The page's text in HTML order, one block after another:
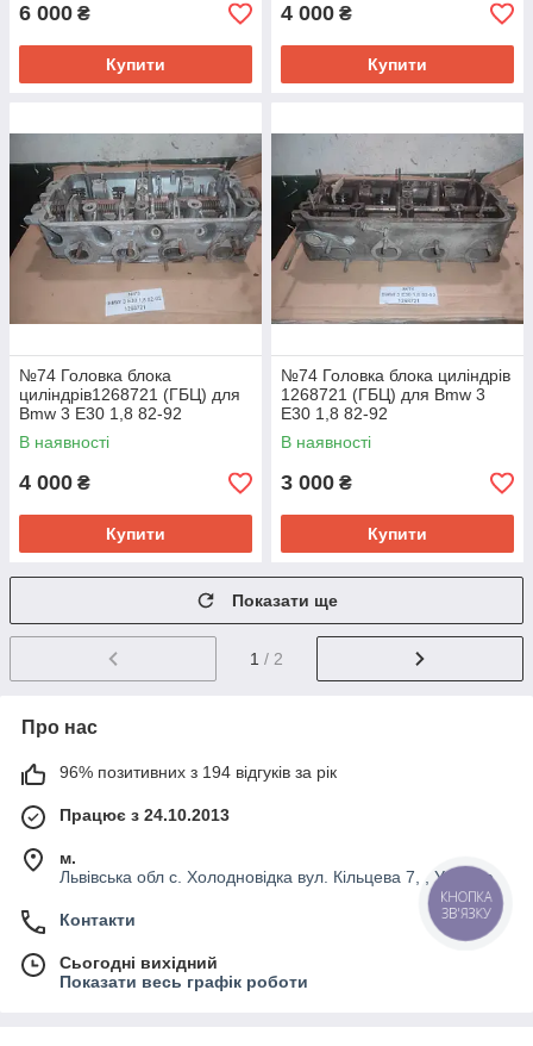
6 000 ₴
Купити
4 000 ₴
Купити
№74 Головка блока
циліндрів1268721 (ГБЦ) для
Bmw 3 E30 1,8 82-92
В наявності
4 000 ₴
Купити
№74 Головка блока циліндрів
1268721 (ГБЦ) для Bmw 3
E30 1,8 82-92
В наявності
3 000 ₴
Купити
Показати ще
1 / 2
Про нас
96% позитивних з 194 відгуків за рік
Працює з 24.10.2013
м.
Львівська обл с. Холодновідка вул. Кільцева 7, , Україна
Контакти
Сьогодні вихідний
Показати весь графік роботи
КНОПКА
ЗВ'ЯЗКУ